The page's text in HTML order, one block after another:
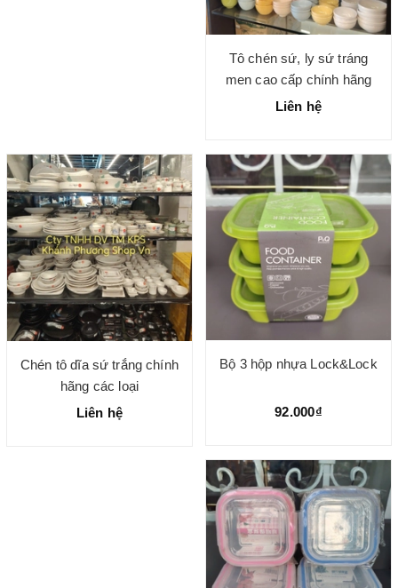
Tô chén sứ, ly sứ tráng
men cao cấp chính hãng
Liên hệ
Chén tô dĩa sứ trắng chính
hãng các loại
Liên hệ
Bộ 3 hộp nhựa Lock&Lock
92.000₫